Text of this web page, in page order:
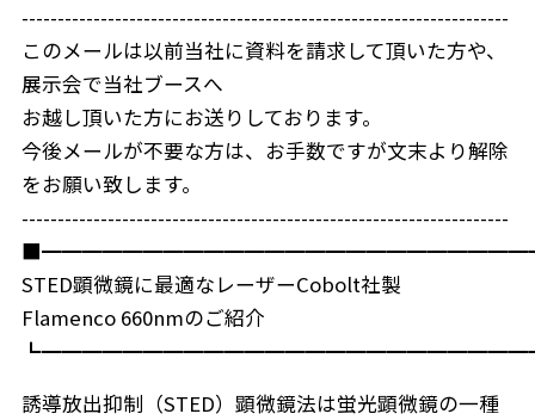
--------------------------------------------------------------------
このメールは以前当社に資料を請求して頂いた方や、
展示会で当社ブースへ
お越し頂いた方にお送りしております。
今後メールが不要な方は、お手数ですが文末より解除
をお願い致します。
--------------------------------------------------------------------
STED顕微鏡に最適なレーザーCobolt社製
Flamenco 660nmのご紹介
誘導放出抑制（STED）顕微鏡法は蛍光顕微鏡の一種